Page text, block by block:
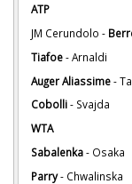
ATP
JM Cerundolo -
Tiafoe- Arnaldi
Auger Aliassime-
Cobolli- Svajda
WTA
Sabalenka- Osaka
Parry- Chwalinska